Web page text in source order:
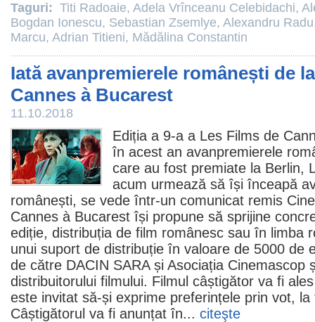
Taguri: Titi Radoaie, Adela Vrînceanu Celebidachi,
Bogdan Ionescu, Sebastian Zsemlye, Alexandru Radu
Marcu, Adrian Titieni, Mădălina Constantin
Iată avanpremierele românești de
Cannes à Bucarest
11.10.2018
Ediția a 9-a a Les Films de
în acest an avanpremierele
care au fost premiate la Berlin,
acum urmează să își înceapă
românești, se vede într-un comunicat remis
Cannes à Bucarest își propune să sprijine
ediție, distribuția de film românesc sau în limba
unui suport de distribuție în valoare de 5000 de
de către DACIN SARA și Asociația Cinemascop
distribuitorului filmului. Filmul câștigător va fi
este invitat să-și exprime preferințele prin vot, la
Câștigătorul va fi anunțat în... citeşte